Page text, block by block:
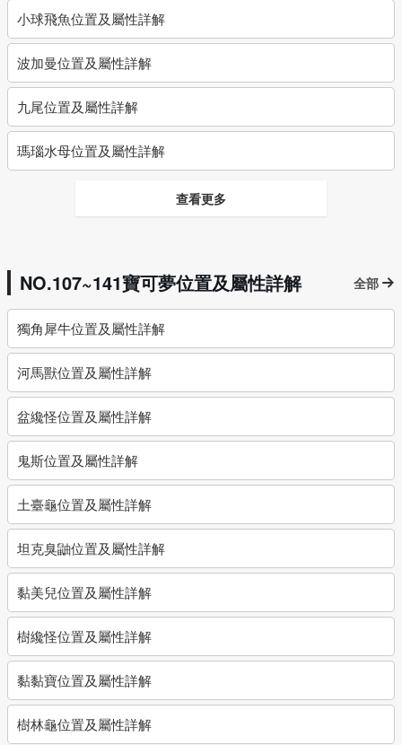
小球飛魚位置及屬性詳解
波加曼位置及屬性詳解
九尾位置及屬性詳解
瑪瑙水母位置及屬性詳解
查看更多
NO.107~141寶可夢位置及屬性詳解 全部
獨角犀牛位置及屬性詳解
河馬獸位置及屬性詳解
盆纔怪位置及屬性詳解
鬼斯位置及屬性詳解
土臺龜位置及屬性詳解
坦克臭鼬位置及屬性詳解
黏美兒位置及屬性詳解
樹纔怪位置及屬性詳解
黏黏寶位置及屬性詳解
樹林龜位置及屬性詳解